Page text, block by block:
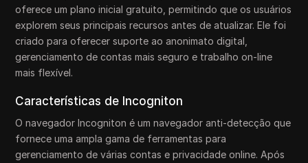
oferece um plano inicial gratuito, permitindo que os usuários
explorem seus principais recursos antes de atualizar. Ele foi
criado para oferecer suporte ao anonimato digital,
gerenciamento de contas mais seguro e trabalho on-line
mais flexível.
Características de Incogniton
O navegador Incogniton é um navegador anti-detecção que
fornece uma ampla gama de ferramentas para
gerenciamento de várias contas e privacidade online. Após